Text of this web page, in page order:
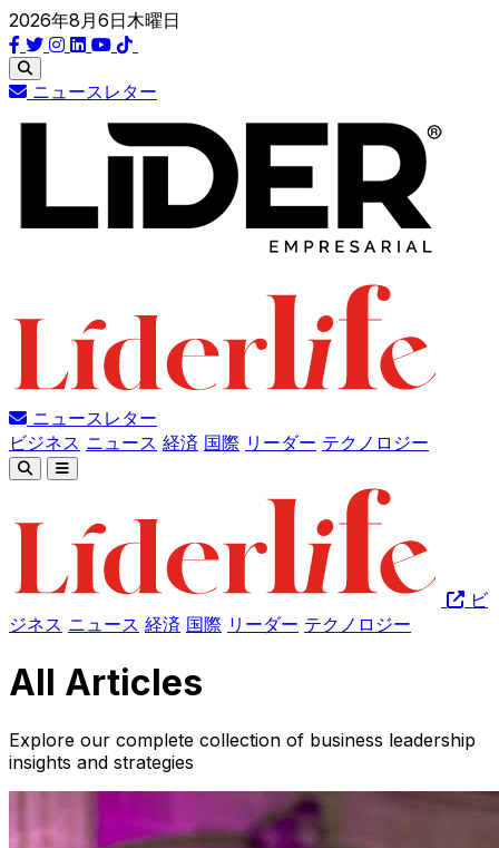
2026年8月6日木曜日
ニュースレター
ニュースレター
ビジネス ニュース 経済 国際 リーダー テクノロジー
ビ
ジネス ニュース 経済 国際 リーダー テクノロジー
All Articles
Explore our complete collection of business leadership
insights and strategies